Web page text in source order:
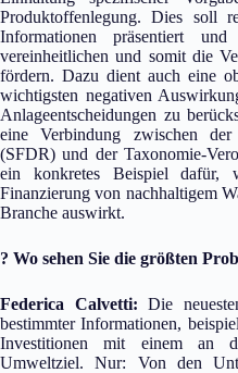
Produktoffenlegung. Dies soll
Informationen präsentiert
vereinheitlichen und somit die
fördern. Dazu dient auch eine
wichtigsten negativen
Anlageentscheidungen zu
eine Verbindung zwischen
(SFDR) und der Taxonomie-
ein konkretes Beispiel
Finanzierung von nachhaltigem
Branche auswirkt.
? Wo sehen Sie die größten
Federica Calvetti: Die
bestimmter Informationen,
Investitionen mit einem an
Umweltziel. Nur: Von den